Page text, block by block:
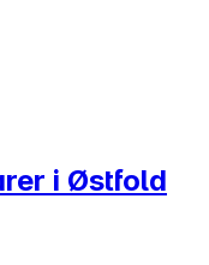
i Østfold